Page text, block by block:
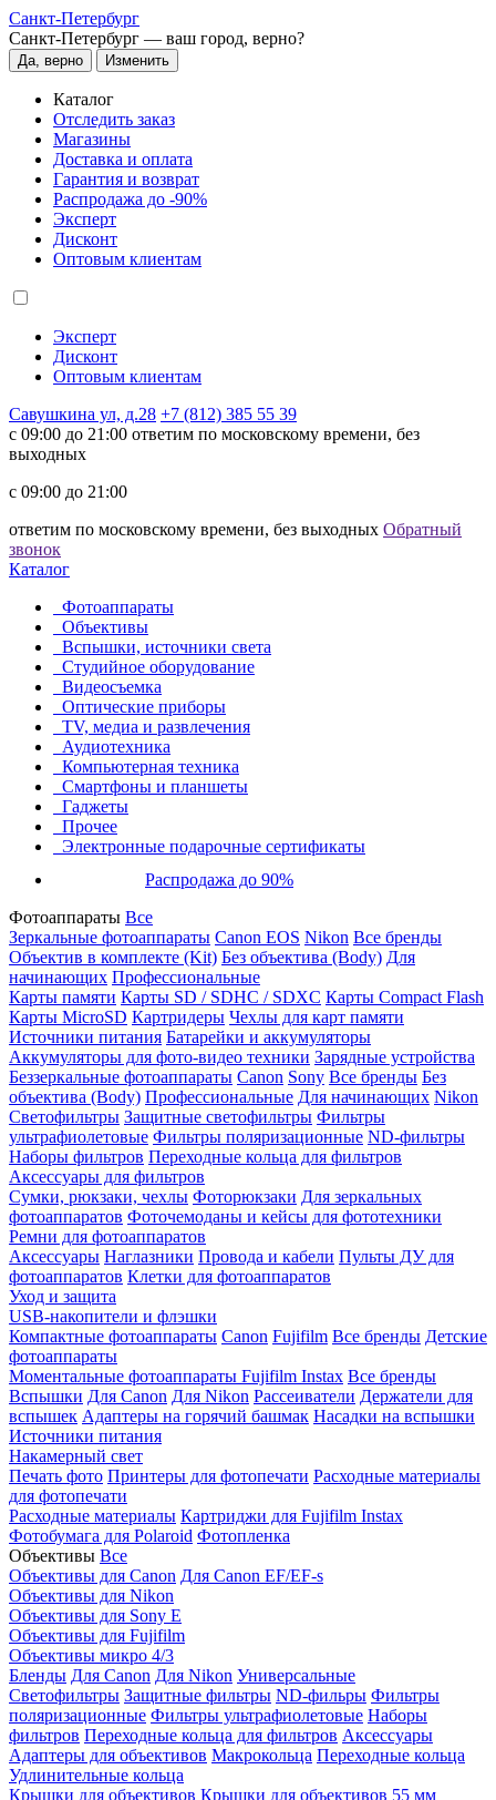
Санкт-Петербург
Санкт-Петербург — ваш город, верно?
Да, верно Изменить
Каталог
Отследить заказ
Магазины
Доставка и оплата
Гарантия и возврат
Распродажа до -90%
Эксперт
Дисконт
Оптовым клиентам
Эксперт
Дисконт
Оптовым клиентам
Савушкина ул, д.28 +7 (812) 385 55 39
c 09:00 до 21:00 ответим по московскому времени, без
выходных
c 09:00 до 21:00
ответим по московскому времени, без выходных Обратный
звонок
Каталог
Фотоаппараты
Объективы
Вспышки, источники света
Студийное оборудование
Видеосъемка
Оптические приборы
TV, медиа и развлечения
Аудиотехника
Компьютерная техника
Смартфоны и планшеты
Гаджеты
Прочее
Электронные подарочные сертификаты
Распродажа до 90%
Фотоаппараты Все
Зеркальные фотоаппараты Canon EOS Nikon Все бренды
Объектив в комплекте (Kit) Без объектива (Body) Для
начинающих Профессиональные
Карты памяти Карты SD / SDHC / SDXC Карты Compact Flash
Карты MicroSD Картридеры Чехлы для карт памяти
Источники питания Батарейки и аккумуляторы
Аккумуляторы для фото-видео техники Зарядные устройства
Беззеркальные фотоаппараты Canon Sony Все бренды Без
объектива (Body) Профессиональные Для начинающих Nikon
Светофильтры Защитные светофильтры Фильтры
ультрафиолетовые Фильтры поляризационные ND-фильтры
Наборы фильтров Переходные кольца для фильтров
Аксессуары для фильтров
Сумки, рюкзаки, чехлы Фоторюкзаки Для зеркальных
фотоаппаратов Фоточемоданы и кейсы для фототехники
Ремни для фотоаппаратов
Аксессуары Наглазники Провода и кабели Пульты ДУ для
фотоаппаратов Клетки для фотоаппаратов
Уход и защита
USB-накопители и флэшки
Компактные фотоаппараты Canon Fujifilm Все бренды Детские
фотоаппараты
Моментальные фотоаппараты Fujifilm Instax Все бренды
Вспышки Для Canon Для Nikon Рассеиватели Держатели для
вспышек Адаптеры на горячий башмак Насадки на вспышки
Источники питания
Накамерный свет
Печать фото Принтеры для фотопечати Расходные материалы
для фотопечати
Расходные материалы Картриджи для Fujifilm Instax
Фотобумага для Polaroid Фотопленка
Объективы Все
Объективы для Canon Для Canon EF/EF-s
Объективы для Nikon
Объективы для Sony E
Объективы для Fujifilm
Объективы микро 4/3
Бленды Для Canon Для Nikon Универсальные
Светофильтры Защитные фильтры ND-фильры Фильтры
поляризационные Фильтры ультрафиолетовые Наборы
фильтров Переходные кольца для фильтров Аксессуары
Адаптеры для объективов Макрокольца Переходные кольца
Удлинительные кольца
Крышки для объективов Крышки для объективов 55 мм